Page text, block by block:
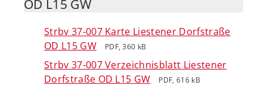
OD L15 GW
Strbv 37-007 Karte Liestener Dorfstraße
OD L15 GW
PDF, 360 kB
Strbv 37-007 Verzeichnisblatt Liestener
Dorfstraße OD L15 GW
PDF, 616 kB